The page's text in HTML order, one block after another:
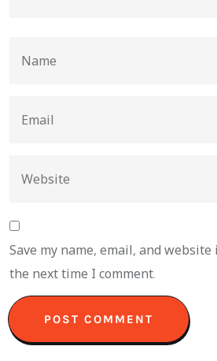
Save my name, email, and
the next time I comment.